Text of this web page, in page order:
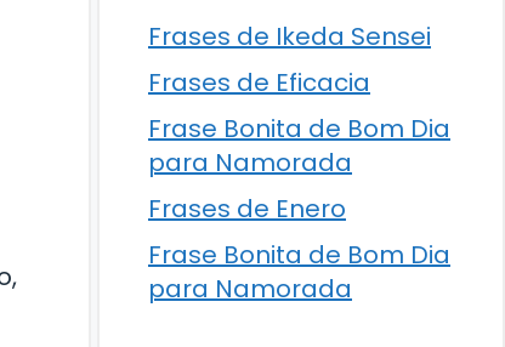
Frases de Ikeda Sensei
Frases de Eficacia
Frase Bonita de Bom Dia
para Namorada
Frases de Enero
Frase Bonita de Bom Dia
para Namorada